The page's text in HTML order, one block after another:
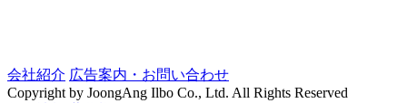
会社紹介 広告案内・お問い合わせ
Copyright by JoongAng Ilbo Co., Ltd. All Rights Reserved